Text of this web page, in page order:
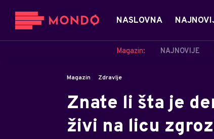
NASLOVNA
Magazin: NAJNOVIJE
Magazin Zdravlje
Znate li šta je
živi na licu